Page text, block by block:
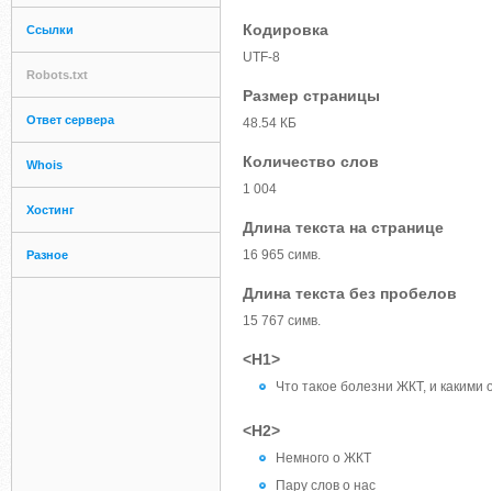
Ссылки
Robots.txt
Ответ сервера
Whois
Хостинг
Разное
Кодировка
UTF-8
Размер страницы
48.54 КБ
Количество слов
1 004
Длина текста на странице
16 965 симв.
Длина текста без пробелов
15 767 симв.
<H1>
Что такое болезни ЖКТ, и какими
<H2>
Немного о ЖКТ
Пару слов о нас